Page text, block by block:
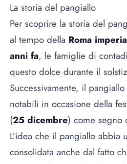
La storia del pangiallo
Per scoprire la storia del
al tempo della Roma
anni fa, le famiglie di
questo dolce durante il
Successivamente, il
notabili in occasione della
(25 dicembre) come segno
L’idea che il pangiallo abbia
consolidata anche dal fatto